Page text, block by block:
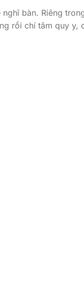
bàn. Riêng
rồi chí tâm quy